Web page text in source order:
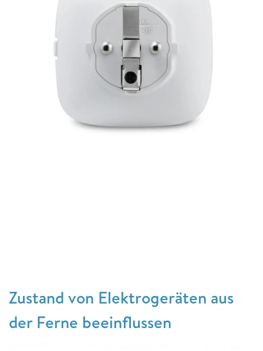
Zustand von Elektrogeräten aus
der Ferne beeinflussen